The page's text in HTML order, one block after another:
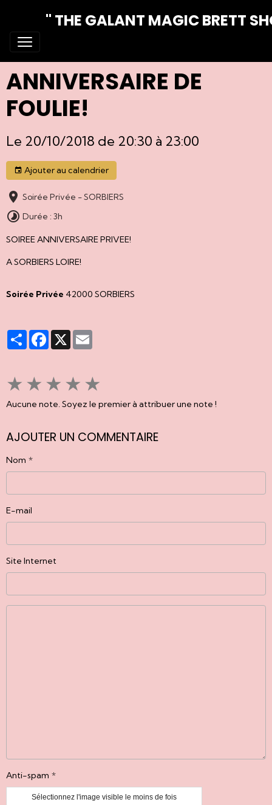
" THE GALANT MAGIC BRETT
ANNIVERSAIRE DE
FOULIE!
Le 20/10/2018 de 20:30 à 23:00
Ajouter au calendrier
Soirée Privée - SORBIERS
Durée : 3h
SOIREE ANNIVERSAIRE PRIVEE!
A SORBIERS LOIRE!
Soirée Privée 42000 SORBIERS
PartagerFacebook
X
★ ★ ★ ★ ★
Aucune note. Soyez le premier à attribuer une note !
AJOUTER UN COMMENTAIRE
Nom
E-mail
Site Internet
Anti-spam
Sélectionnez l'image visible le moins de fois